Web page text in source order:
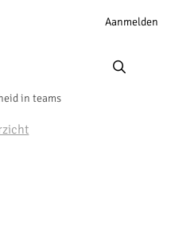
Account
Aanmelden
in teams